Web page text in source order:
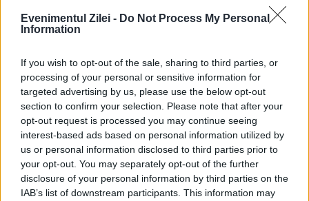
Evenimentul Zilei - Do Not Process My Personal
Information
If you wish to opt-out of the sale, sharing to third parties, or
processing of your personal or sensitive information for
targeted advertising by us, please use the below opt-out
section to confirm your selection. Please note that after your
opt-out request is processed you may continue seeing
interest-based ads based on personal information utilized by
us or personal information disclosed to third parties prior to
your opt-out. You may separately opt-out of the further
disclosure of your personal information by third parties on the
IAB’s list of downstream participants. This information may
SOCIAL
Cătălin Predoiu, convorbire decisivă cu
omologul lituanian. Ce se întâmplă cu